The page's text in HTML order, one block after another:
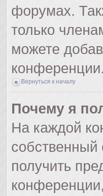
форумах.
только
можете
конференции.
Вернуться к началу
Почему я
На каждой
получить